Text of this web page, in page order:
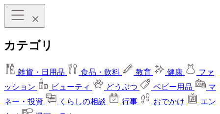
カテゴリ
雑貨・日用品 食品・飲料 教育 健康
ファ
ッション
ビューティ どうぶつ ベビー用品
マ
ネー・投資
くらしの相談 行事 おでかけ
エン